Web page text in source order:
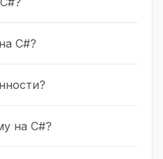
C#?
на C#?